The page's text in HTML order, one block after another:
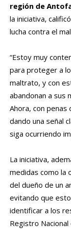
región de
la iniciativa,
lucha contra el
“Estoy muy
para proteger a
maltrato, y con
abandonan a sus
Ahora, con
dando una señal
siga ocurriendo
La iniciativa,
medidas como la
del dueño de un
evitando que
identificar a los
Registro